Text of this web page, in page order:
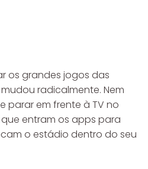
os grandes jogos das
radicalmente. Nem
parar em frente à TV no
entram os apps para
o estádio dentro do seu